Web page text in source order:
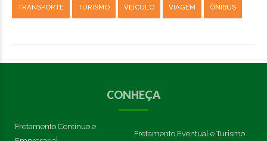
TRANSPORTE TURISMO VEÍCULO VIAGEM ÔNIBUS
CONHEÇA
Fretamento Contínuo e
Fretamento Eventual e Turismo